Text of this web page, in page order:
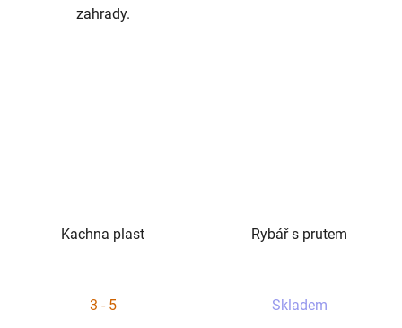
zahrady.
Kachna plast
3 - 5
Rybář s prutem
hodnocení
Skladem